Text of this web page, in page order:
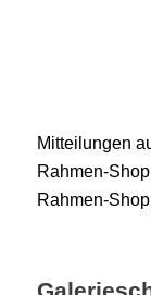
Mitteilungen
Rahmen-
Rahmen-